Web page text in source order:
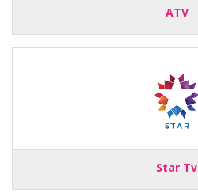
ATV
Star Tv